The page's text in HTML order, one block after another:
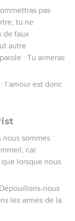
pas
tu ne
de faux
autre
: Tu aimeras
l’amour est donc
nous sommes :
car
lorsque nous
nous
les armes de la